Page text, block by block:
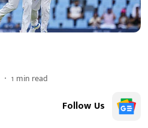
1 min read
Follow Us